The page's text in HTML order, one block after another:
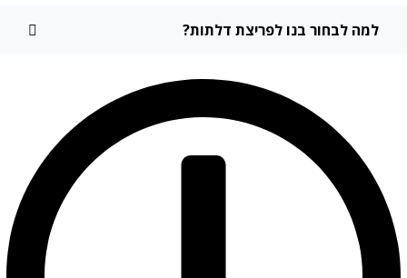
לבחור בנו לפריצת דלתות?